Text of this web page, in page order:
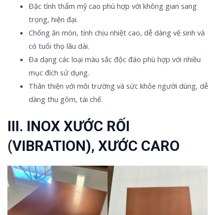
Đặc tính thẩm mỹ cao phù hợp với không gian sang
trọng, hiện đại.
Chống ăn mòn, tính chịu nhiệt cao, dễ dàng vệ sinh và
có tuổi thọ lâu dài.
Đa dạng các loại màu sắc độc đáo phù hợp với nhiều
mục đích sử dụng.
Thân thiện với môi trường và sức khỏe người dùng, dễ
dàng thu gôm, tái chế.
III. INOX XƯỚC RỐI
(VIBRATION), XƯỚC CARO